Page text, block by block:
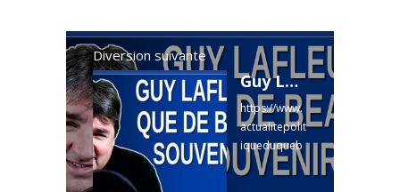
Diversion suivante
Guy Lafleur que de beau souvenir
https://www.
actualitepolit
iqueduqueb
ec.com/articl